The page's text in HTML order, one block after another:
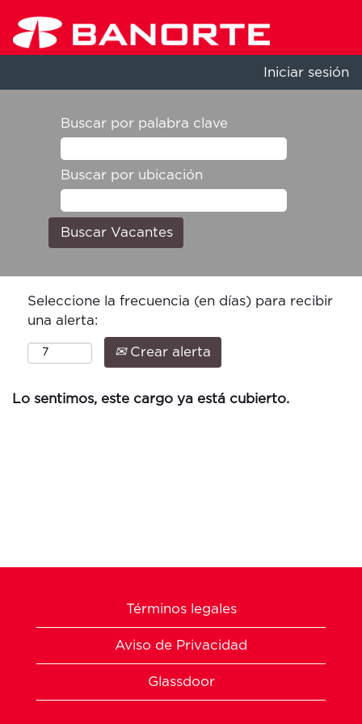
Iniciar sesión
Buscar por palabra clave
Buscar por ubicación
Seleccione la frecuencia (en días) para recibir
una alerta:
Crear alerta
Lo sentimos, este cargo ya está cubierto.
Términos legales
Aviso de Privacidad
Glassdoor